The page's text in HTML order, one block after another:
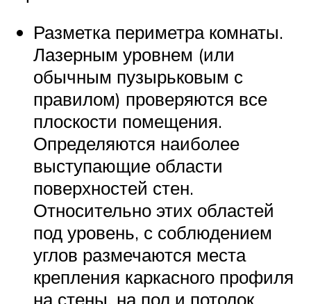
Разметка периметра комнаты.
Лазерным уровнем (или
обычным пузырьковым с
правилом) проверяются все
плоскости помещения.
Определяются наиболее
выступающие области
поверхностей стен.
Относительно этих областей
под уровень, с соблюдением
углов размечаются места
крепления каркасного профиля
на стены, на пол и потолок